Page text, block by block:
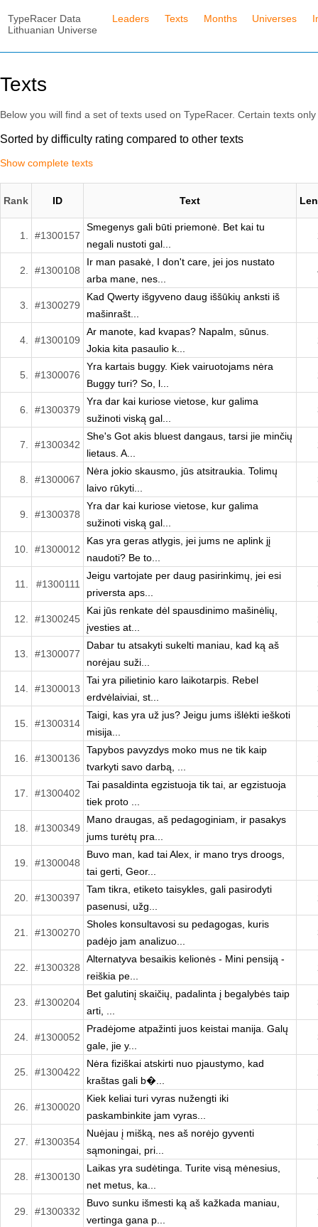
TypeRacer Data
Lithuanian Universe
Leaders Texts Months Universes
Texts
Below you will find a set of texts used on TypeRacer. Certain texts
Sorted by difficulty rating compared to other texts
Show complete texts
Rank ID Text
1. #1300157
Smegenys gali būti priemonė. Bet kai tu
negali nustoti gal...
2. #1300108
Ir man pasakė, I don't care, jei jos nustato
arba mane, nes...
3. #1300279
Kad Qwerty išgyveno daug iššūkių anksti iš
mašinrašt...
4. #1300109
Ar manote, kad kvapas? Napalm, sūnus.
Jokia kita pasaulio k...
5. #1300076
Yra kartais buggy. Kiek vairuotojams nėra
Buggy turi? So, l...
6. #1300379
Yra dar kai kuriose vietose, kur galima
sužinoti viską gal...
7. #1300342
She's Got akis bluest dangaus, tarsi jie minčių
lietaus. A...
8. #1300067
Nėra jokio skausmo, jūs atsitraukia. Tolimų
laivo rūkyti...
9. #1300378
Yra dar kai kuriose vietose, kur galima
sužinoti viską gal...
10. #1300012
Kas yra geras atlygis, jei jums ne aplink jį
naudoti? Be to...
11. #1300111
Jeigu vartojate per daug pasirinkimų, jei esi
priversta aps...
12. #1300245
Kai jūs renkate dėl spausdinimo mašinėlių,
įvesties at...
13. #1300077
Dabar tu atsakyti sukelti maniau, kad ką aš
norėjau suži...
14. #1300013
Tai yra pilietinio karo laikotarpis. Rebel
erdvėlaiviai, st...
15. #1300314
Taigi, kas yra už jus? Jeigu jums išlėkti ieškoti
misija...
16. #1300136
Tapybos pavyzdys moko mus ne tik kaip
tvarkyti savo darbą, ...
17. #1300402
Tai pasaldinta egzistuoja tik tai, ar egzistuoja
tiek proto ...
18. #1300349
Mano draugas, aš pedagoginiam, ir pasakys
jums turėtų pra...
19. #1300048
Buvo man, kad tai Alex, ir mano trys droogs,
tai gerti, Geor...
20. #1300397
Tam tikra, etiketo taisykles, gali pasirodyti
pasenusi, užg...
21. #1300270
Sholes konsultavosi su pedagogas, kuris
padėjo jam analizuo...
22. #1300328
Alternatyva besaikis kelionės - Mini pensiją -
reiškia pe...
23. #1300204
Bet galutinį skaičių, padalinta į begalybės taip
arti, ...
24. #1300052
Pradėjome atpažinti juos keistai manija. Galų
gale, jie y...
25. #1300422
Nėra fiziškai atskirti nuo pjaustymo, kad
kraštas gali b�...
26. #1300020
Kiek keliai turi vyras nužengti iki
paskambinkite jam vyras...
27. #1300354
Nuėjau į mišką, nes aš norėjo gyventi
sąmoningai, pri...
28. #1300130
Laikas yra sudėtinga. Turite visą mėnesius,
net metus, ka...
29. #1300332
Buvo sunku išmesti ką aš kažkada maniau,
vertinga gana p...